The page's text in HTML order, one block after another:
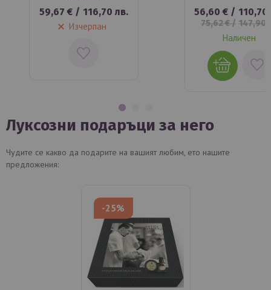
59,67 €/ 116,70 лв.
Изчерпан
56,60 € / 110,70
75,62 €/ 147,90
Наличен
Луксозни подаръци за него
Чудите се какво да подарите на вашият любим, ето нашите
предложения:
-25%